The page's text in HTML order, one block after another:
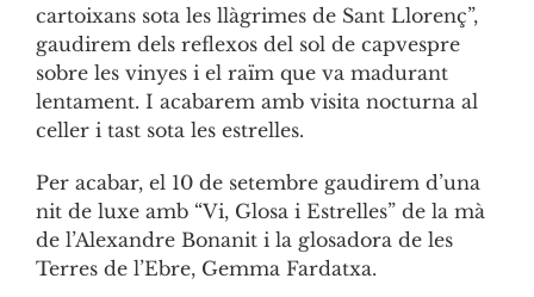
cartoixans sota les llàgrimes de Sant Llorenç”,
gaudirem dels reflexos del sol de capvespre
sobre les vinyes i el raïm que va madurant
lentament. I acabarem amb visita nocturna al
celler i tast sota les estrelles.
Per acabar, el 10 de setembre gaudirem d’una
nit de luxe amb “Vi, Glosa i Estrelles” de la mà
de l’Alexandre Bonanit i la glosadora de les
Terres de l’Ebre, Gemma Fardatxa.